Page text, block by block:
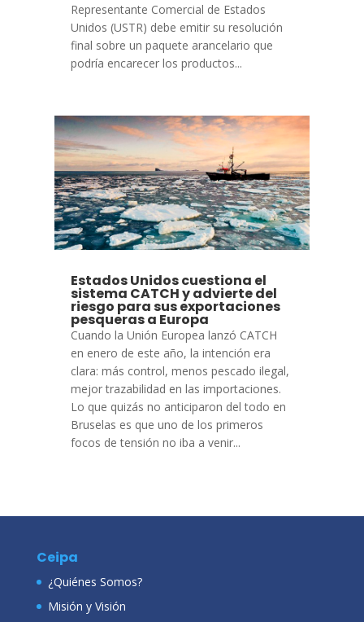
Representante Comercial de Estados
Unidos (USTR) debe emitir su resolución
final sobre un paquete arancelario que
podría encarecer los productos...
Estados Unidos cuestiona el
sistema CATCH y advierte del
riesgo para sus exportaciones
pesqueras a Europa
Cuando la Unión Europea lanzó CATCH
en enero de este año, la intención era
clara: más control, menos pescado ilegal,
mejor trazabilidad en las importaciones.
Lo que quizás no anticiparon del todo en
Bruselas es que uno de los primeros
focos de tensión no iba a venir...
Ceipa
¿Quiénes Somos?
Misión y Visión